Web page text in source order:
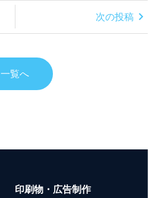
次の投稿 chevron_right
一覧へ
印刷物・広告制作